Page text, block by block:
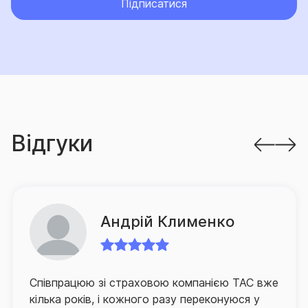
питаннями постійного підвищення рівня сервісу.
З метою оптимізації процесу врегулювання збитків
в компанії запроваджено низку проєктів,
відшкодування.
Для забезпечення зручності клієнтів та їх
активно розвиває й партнерську мережу по всій
Україні, а контакт-центр компанії, що здійснює
Підписатися
Відгуки
Андрій Клименко
Співпрацюю зі страховою компанією ТАС вже
кілька років, і кожного разу переконуюся у